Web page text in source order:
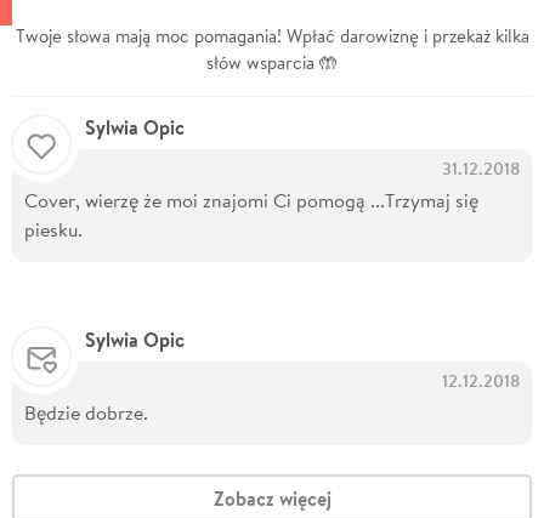
Twoje słowa mają moc pomagania! Wpłać darowiznę i przekaż kilka
słów wsparcia 🤲
Sylwia Opic
31.12.2018
Cover, wierzę że moi znajomi Ci pomogą ...Trzymaj się
piesku.
Sylwia Opic
12.12.2018
Będzie dobrze.
Zobacz więcej